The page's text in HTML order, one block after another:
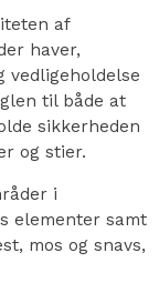
af
haver,
vedligeholdelse
til både at
sikkerheden
og stier.
i
elementer samt
mos og snavs,